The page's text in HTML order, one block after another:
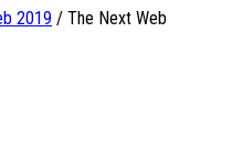
2019 / The Next Web